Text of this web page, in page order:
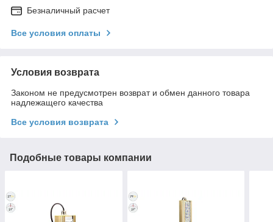
Безналичный расчет
Все условия оплаты
Условия возврата
Законом не предусмотрен возврат и обмен данного товара
надлежащего качества
Все условия возврата
Подобные товары компании